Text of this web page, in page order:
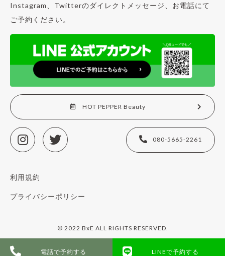
電話で予約する LINEで予約する
Instagram、Twitterのダイレクトメッセージ、お電話にて
ご予約ください。
HOT PEPPER Beauty
080-5665-2261
利用規約
プライバシーポリシー
© 2022 BxE ALL RIGHTS RESERVED.